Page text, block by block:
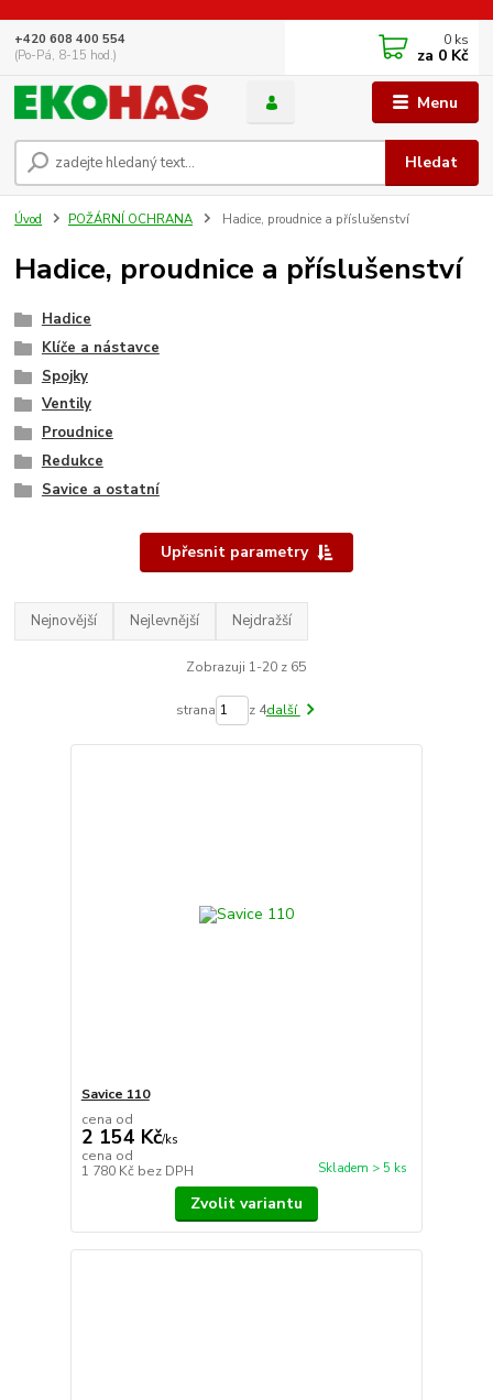
Menu
Hledat
+420 608 400 554
(Po-Pá, 8-15 hod.)
0 ks
za 0 Kč
Úvod POŽÁRNÍ OCHRANA Hadice, proudnice a příslušenství
Hadice, proudnice a příslušenství
Hadice
Klíče a nástavce
Spojky
Ventily
Proudnice
Redukce
Savice a ostatní
Upřesnit parametry
Nejnovější Nejlevnější Nejdražší
Zobrazuji 1-20 z 65
strana z 4další
Savice 110
cena od
2 154 Kč/ks
cena od
1 780 Kč bez DPH Skladem > 5 ks
Zvolit variantu